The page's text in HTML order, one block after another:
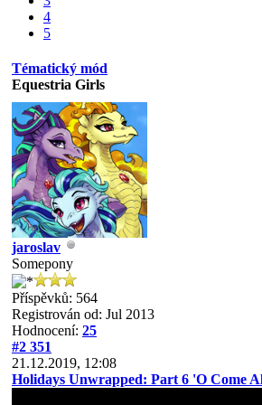
4
5
Tématický mód
Equestria Girls
jaroslav
Somepony
Příspěvků: 564
Registrován od: Jul 2013
Hodnocení: 25
#2 351
21.12.2019, 12:08
Holidays Unwrapped: Part 6 'O Come